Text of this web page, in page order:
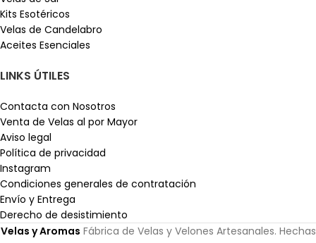
Kits Esotéricos
Velas de Candelabro
Aceites Esenciales
LINKS ÚTILES
Contacta con Nosotros
Venta de Velas al por Mayor
Aviso legal
Política de privacidad
Instagram
Condiciones generales de contratación
Envío y Entrega
Derecho de desistimiento
Velas y Aromas Fábrica de Velas y Velones Artesanales. Hechas